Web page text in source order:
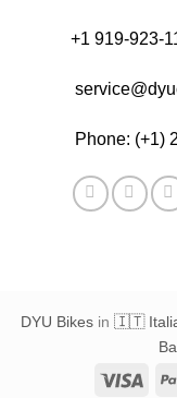
+1 919-923-
Phone: (+1)
DYU Bikesin 🇮🇹
Visa